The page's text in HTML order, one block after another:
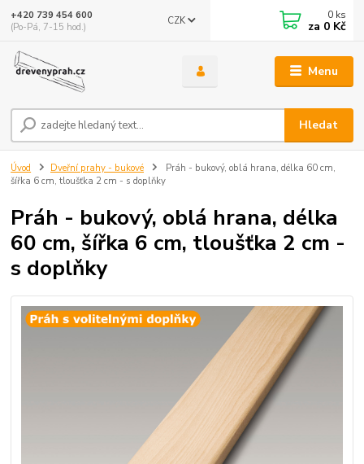
Menu
CZK
Hledat
+420 739 454 600
(Po-Pá, 7-15 hod.)
0 ks
za 0 Kč
Úvod Dveřní prahy - bukové
Práh - bukový, oblá hrana, délka 60 cm,
šířka 6 cm, tloušťka 2 cm - s doplňky
Práh - bukový, oblá hrana, délka
60 cm, šířka 6 cm, tloušťka 2 cm -
s doplňky